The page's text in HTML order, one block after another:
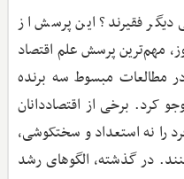
دیگر فقیرند؟ این پرسش از
مهم‌ترین پرسش علم اقتصاد
مطالعات مبسوط سه برنده
2024 هم جست‌وجو کرد. برخی از اقتصاددانان
را نه استعداد و سختکوشی،
در گذشته، الگوهای رشد